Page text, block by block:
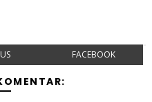
FACEBOOK